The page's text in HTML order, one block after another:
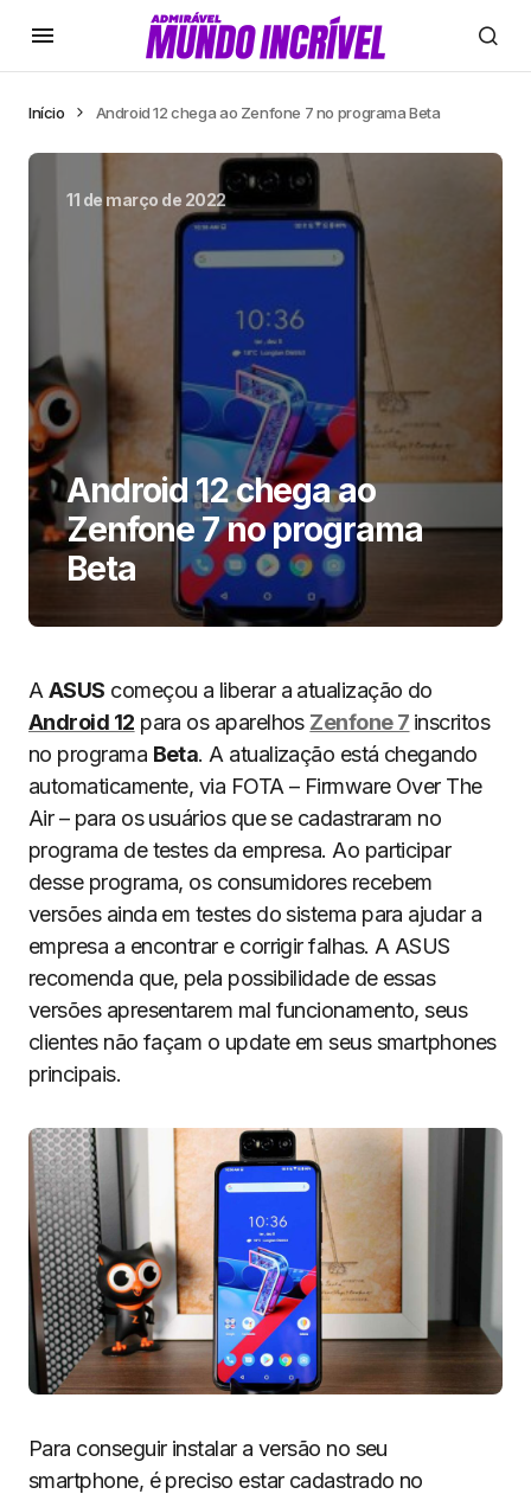
Início Android 12 chega ao Zenfone 7 no programa Beta
11 de março de 2022
Android 12 chega ao
Zenfone 7 no programa
Beta
A ASUS começou a liberar a atualização do
Android 12 para os aparelhos Zenfone 7 inscritos
no programa Beta. A atualização está chegando
automaticamente, via FOTA – Firmware Over The
Air – para os usuários que se cadastraram no
programa de testes da empresa. Ao participar
desse programa, os consumidores recebem
versões ainda em testes do sistema para ajudar a
empresa a encontrar e corrigir falhas. A ASUS
recomenda que, pela possibilidade de essas
versões apresentarem mal funcionamento, seus
clientes não façam o update em seus smartphones
principais.
Para conseguir instalar a versão no seu
smartphone, é preciso estar cadastrado no